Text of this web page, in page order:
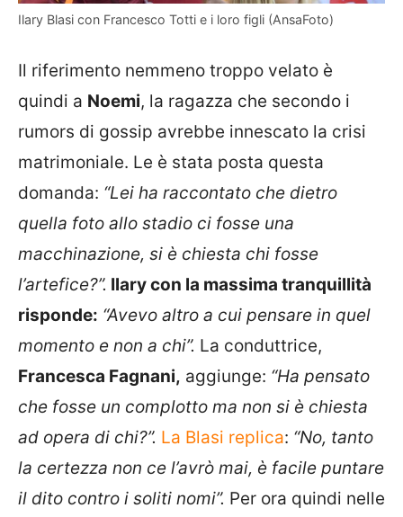
Ilary Blasi con Francesco Totti e i loro figli (AnsaFoto)
Il riferimento nemmeno troppo velato è
quindi a Noemi, la ragazza che secondo i
rumors di gossip avrebbe innescato la crisi
matrimoniale. Le è stata posta questa
domanda: “Lei ha raccontato che dietro
quella foto allo stadio ci fosse una
macchinazione, si è chiesta chi fosse
l’artefice?”. Ilary con la massima tranquillità
risponde: “Avevo altro a cui pensare in quel
momento e non a chi”. La conduttrice,
Francesca Fagnani, aggiunge: “Ha pensato
che fosse un complotto ma non si è chiesta
ad opera di chi?”. La Blasi replica: “No, tanto
la certezza non ce l’avrò mai, è facile puntare
il dito contro i soliti nomi”. Per ora quindi nelle